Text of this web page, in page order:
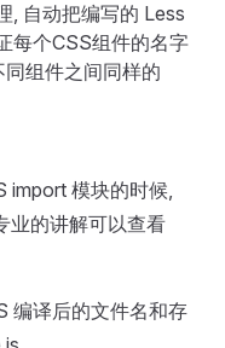
, 自动把编写的 Less
每个CSS组件的名字
组件之间同样的
import 模块的时候,
业的讲解可以查看
编译后的文件名和存